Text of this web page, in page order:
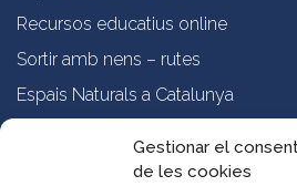
Gestionar el
de les cookies
Recursos educatius online
Sortir amb nens – rutes
Espais Naturals a Catalunya